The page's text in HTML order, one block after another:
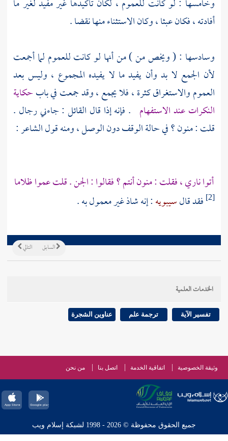
وخامسها : لو كانت للعموم ، لكان تأكيدها غير مفيد لغير ما
أفادته ، فكان عبثا ، وكان الاستثناء منها نقضا .
وسادسها : ( ويخص من ) من أنها لو كانت للعموم لما أجمعت
لأن الجمع لا بد وأن يفيد ما لا يفيده المجموع ، وليس بعد
العموم والاستغراق كثرة ، فلا يجمع ، وقد جمعت في بابحكاية
النكرات عند الاستفهام . فإنه إذا قال القائل : جاءني رجال .
قلت : منون ؟ في حالة الوقف دون الوصل ، ومنه قول الشاعر :
أتوا ناري ، فقلت : منون أنتم ؟ فقالوا : الجن . قلت عموا ظلاما
[2] فقد قالسيبويه: إنه شاذ غير معمول به .
التالي السابق
الخدمات العلمية
تفسير الآية ترجمة علم عناوين الشجرة
وثيقة الخصوصية اتفاقية الخدمة اتصل بنا من نحن
جميع الحقوق محفوظة © 2026 - 1998 لشبكة إسلام ويب